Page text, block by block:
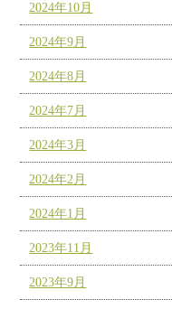
2024年10月
2024年9月
2024年8月
2024年7月
2024年3月
2024年2月
2024年1月
2023年11月
2023年9月